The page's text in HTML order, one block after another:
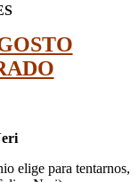
elige para tentarnos,